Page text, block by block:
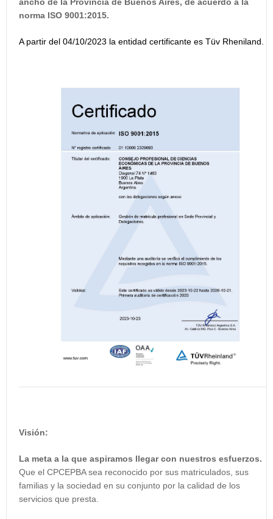
norma ISO 9001:2015.
A partir del 04/10/2023 la entidad certificante es Tüv Rheniland.
Visión:
La meta a la que aspiramos llegar con nuestros esfuerzos.
Que el CPCEPBA sea reconocido por sus matriculados, sus
familias y la sociedad en su conjunto por la calidad de los
servicios que presta.